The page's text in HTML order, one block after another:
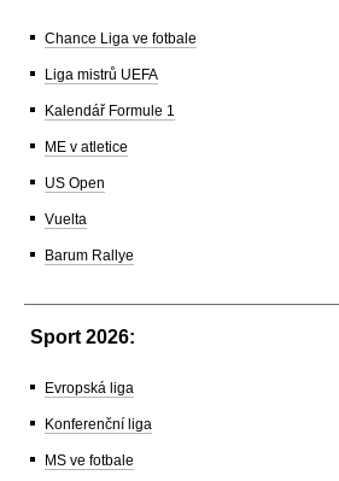
Chance Liga ve fotbale
Liga mistrů UEFA
Kalendář Formule 1
ME v atletice
US Open
Vuelta
Barum Rallye
Sport 2026:
Evropská liga
Konferenční liga
MS ve fotbale